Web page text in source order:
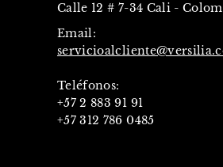
Calle 12 # 7-34 Cali -
Email:
Teléfonos:
+57 2 883 91 91
+57 312 786 0485